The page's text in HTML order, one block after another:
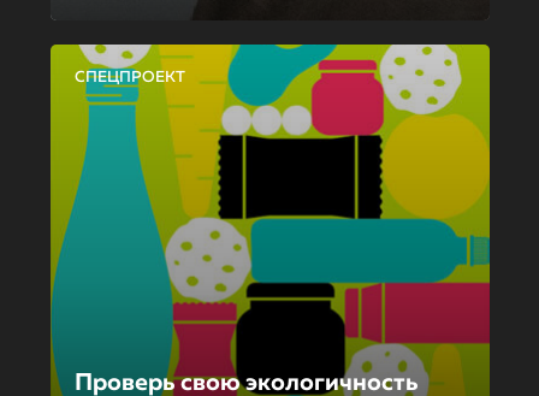
СПЕЦПРОЕКТ
Проверь свою экологичность